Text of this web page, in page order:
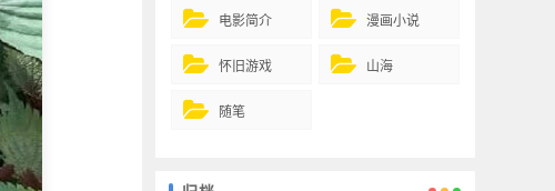
电影简介 漫画小说
怀旧游戏 山海
随笔